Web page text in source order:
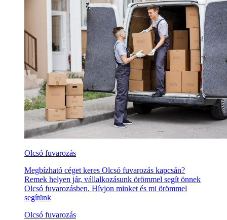
Olcsó fuvarozás
Megbízható céget keres Olcsó fuvarozás kapcsán?
Remek helyen jár, vállalkozásunk örömmel segít önnek
Olcsó fuvarozásben. Hívjon minket és mi örömmel
segítünk
Olcsó fuvarozás